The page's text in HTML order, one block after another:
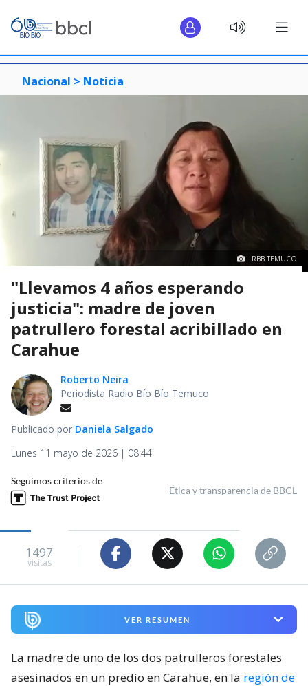
Nacional > Noticia
RBB TEMUCO
"Llevamos 4 años esperando
justicia": madre de joven
patrullero forestal acribillado en
Carahue
Roberto Neira
Periodista Radio Bío Bío Temuco
Publicado por Daniela Salgado
Lunes 11 mayo de 2026 | 08:44
Seguimos criterios de
Ética y transparencia de BBCL
1497
visitas
VER RESUMEN
La madre de uno de los dos patrulleros forestales
asesinados en un predio en Carahue, en la región de